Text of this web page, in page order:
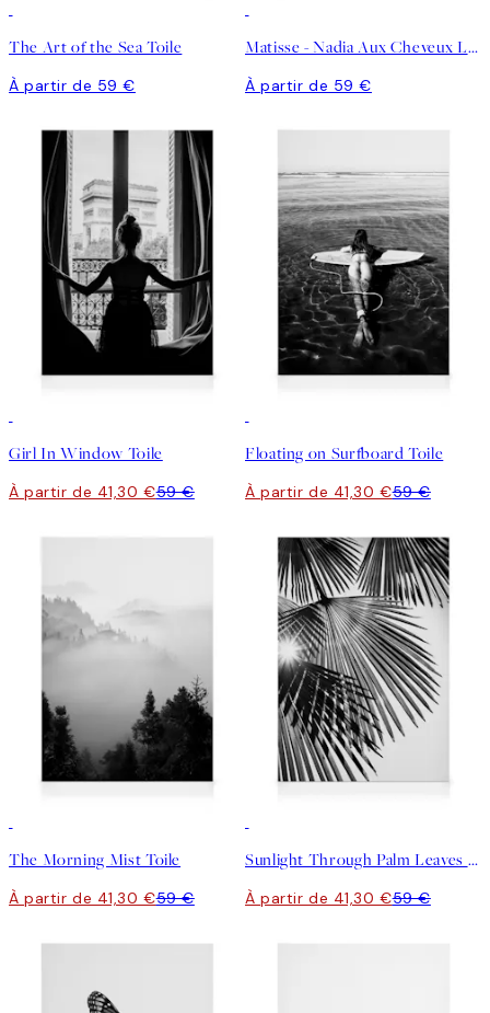
The Art of the Sea Toile
À partir de 59 €
Matisse - Nadia Aux Cheveux Lisses Toile
À partir de 59 €
Girl In Window Toile
À partir de 41,30 €59 €
Floating on Surfboard Toile
À partir de 41,30 €59 €
The Morning Mist Toile
À partir de 41,30 €59 €
Sunlight Through Palm Leaves Toile
À partir de 41,30 €59 €